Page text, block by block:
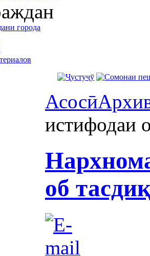
города
Асосӣ
истифодаи
об